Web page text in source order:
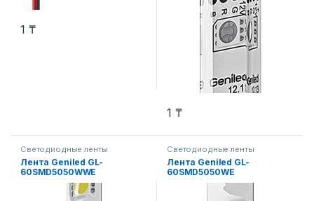
1 ₸
1 ₸
Светодиодные ленты
Лента Geniled GL-
60SMD5050WWE
Светодиодные ленты
Лента Geniled GL-
60SMD5050WE